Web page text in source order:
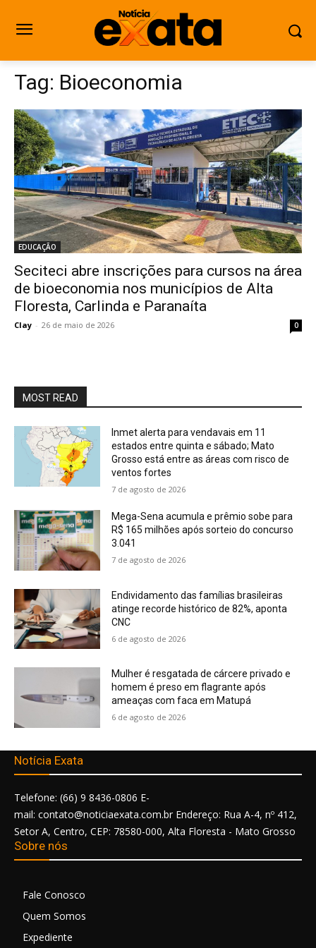
Tag: Bioeconomia
EDUCAÇÃO
Seciteci abre inscrições para cursos na área
de bioeconomia nos municípios de Alta
Floresta, Carlinda e Paranaíta
Clay - 26 de maio de 2026 0
MOST READ
Inmet alerta para vendavais em 11
estados entre quinta e sábado; Mato
Grosso está entre as áreas com risco de
ventos fortes
7 de agosto de 2026
Mega-Sena acumula e prêmio sobe para
R$ 165 milhões após sorteio do concurso
3.041
7 de agosto de 2026
Endividamento das famílias brasileiras
atinge recorde histórico de 82%, aponta
CNC
6 de agosto de 2026
Mulher é resgatada de cárcere privado e
homem é preso em flagrante após
ameaças com faca em Matupá
6 de agosto de 2026
Notícia Exata
Telefone: (66) 9 8436-0806 E-
mail: contato@noticiaexata.com.br Endereço: Rua A-4, nº 412,
Setor A, Centro, CEP: 78580-000, Alta Floresta - Mato Grosso
Sobre nós
Fale Conosco
Quem Somos
Expediente